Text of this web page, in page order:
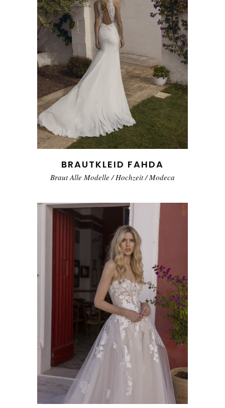
BRAUTKLEID FAHDA
Braut Alle Modelle /Hochzeit/Modeca